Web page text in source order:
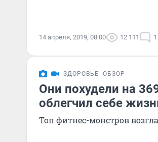
14 апреля, 2019, 08:00 12 111 1
ЗДОРОВЬЕ ОБЗОР
Они похудели на
облегчил себе
Топ фитнес-монстров